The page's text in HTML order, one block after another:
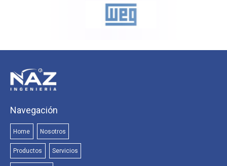
Navegación
Home Nosotros
Productos Servicios